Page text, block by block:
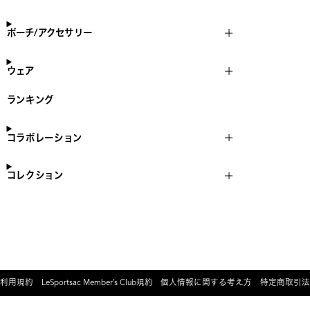
ポーチ/アクセサリー
ウェア
ランキング
コラボレーション
コレクション
利用規約 LeSportsac Member’s Club規約 個人情報に関する考え方 特定商取引